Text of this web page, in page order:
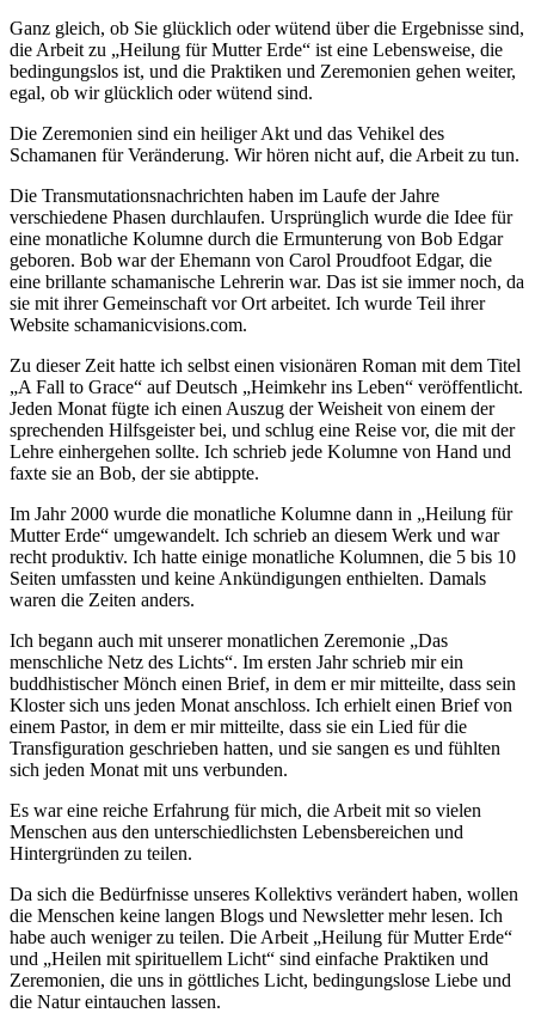
Ganz gleich, ob Sie glücklich oder wütend über die Ergebnisse sind,
die Arbeit zu „Heilung für Mutter Erde“ ist eine Lebensweise, die
bedingungslos ist, und die Praktiken und Zeremonien gehen weiter,
egal, ob wir glücklich oder wütend sind.
Die Zeremonien sind ein heiliger Akt und das Vehikel des
Schamanen für Veränderung. Wir hören nicht auf, die Arbeit zu tun.
Die Transmutationsnachrichten haben im Laufe der Jahre
verschiedene Phasen durchlaufen. Ursprünglich wurde die Idee für
eine monatliche Kolumne durch die Ermunterung von Bob Edgar
geboren. Bob war der Ehemann von Carol Proudfoot Edgar, die
eine brillante schamanische Lehrerin war. Das ist sie immer noch, da
sie mit ihrer Gemeinschaft vor Ort arbeitet. Ich wurde Teil ihrer
Website schamanicvisions.com.
Zu dieser Zeit hatte ich selbst einen visionären Roman mit dem Titel
„A Fall to Grace“ auf Deutsch „Heimkehr ins Leben“ veröffentlicht.
Jeden Monat fügte ich einen Auszug der Weisheit von einem der
sprechenden Hilfsgeister bei, und schlug eine Reise vor, die mit der
Lehre einhergehen sollte. Ich schrieb jede Kolumne von Hand und
faxte sie an Bob, der sie abtippte.
Im Jahr 2000 wurde die monatliche Kolumne dann in „Heilung für
Mutter Erde“ umgewandelt. Ich schrieb an diesem Werk und war
recht produktiv. Ich hatte einige monatliche Kolumnen, die 5 bis 10
Seiten umfassten und keine Ankündigungen enthielten. Damals
waren die Zeiten anders.
Ich begann auch mit unserer monatlichen Zeremonie „Das
menschliche Netz des Lichts“. Im ersten Jahr schrieb mir ein
buddhistischer Mönch einen Brief, in dem er mir mitteilte, dass sein
Kloster sich uns jeden Monat anschloss. Ich erhielt einen Brief von
einem Pastor, in dem er mir mitteilte, dass sie ein Lied für die
Transfiguration geschrieben hatten, und sie sangen es und fühlten
sich jeden Monat mit uns verbunden.
Es war eine reiche Erfahrung für mich, die Arbeit mit so vielen
Menschen aus den unterschiedlichsten Lebensbereichen und
Hintergründen zu teilen.
Da sich die Bedürfnisse unseres Kollektivs verändert haben, wollen
die Menschen keine langen Blogs und Newsletter mehr lesen. Ich
habe auch weniger zu teilen. Die Arbeit „Heilung für Mutter Erde“
und „Heilen mit spirituellem Licht“ sind einfache Praktiken und
Zeremonien, die uns in göttliches Licht, bedingungslose Liebe und
die Natur eintauchen lassen.